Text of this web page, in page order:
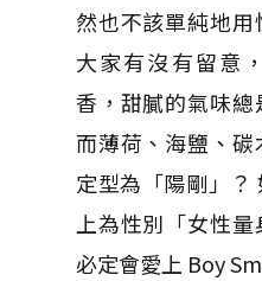
然也不該單純地用
大家有沒有留意
香， 甜膩的氣味總
而薄荷、海鹽、碳
定型為「陽剛」？
上為性別「女性
必定會愛上 Boy